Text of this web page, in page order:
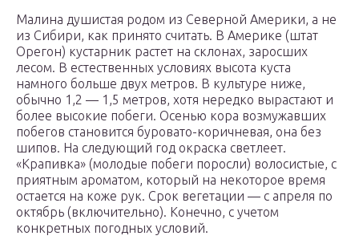
Малина душистая родом из Северной Америки, а не
из Сибири, как принято считать. В Америке (штат
Орегон) кустарник растет на склонах, заросших
лесом. В естественных условиях высота куста
намного больше двух метров. В культуре ниже,
обычно 1,2 — 1,5 метров, хотя нередко вырастают и
более высокие побеги. Осенью кора возмужавших
побегов становится буровато-коричневая, она без
шипов. На следующий год окраска светлеет.
«Крапивка» (молодые побеги поросли) волосистые, с
приятным ароматом, который на некоторое время
остается на коже рук. Срок вегетации — с апреля по
октябрь (включительно). Конечно, с учетом
конкретных погодных условий.